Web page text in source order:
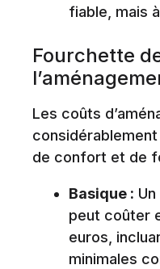
fiable, mais
Fourchette
Les coûts
de confort et de
Basique :
peut coûter
euros,
minimales